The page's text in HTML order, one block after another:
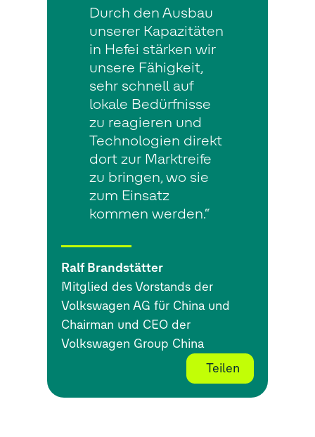
Durch den Ausbau
unserer Kapazitäten
in Hefei stärken wir
unsere Fähigkeit,
sehr schnell auf
lokale Bedürfnisse
zu reagieren und
Technologien direkt
dort zur Marktreife
zu bringen, wo sie
zum Einsatz
kommen werden.“
Ralf Brandstätter
Mitglied des Vorstands der
Volkswagen AG für China und
Chairman und CEO der
Volkswagen Group China
Teilen